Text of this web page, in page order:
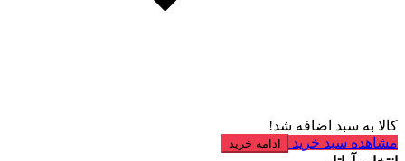
کالا به سبد اضافه شد!
مشاهده سبد خرید
ادامه خرید